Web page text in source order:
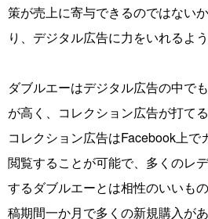
策が売上に寄与できるのではない
り、デジタル広告に力をいれるよ
ダブルエーはデジタル広告の中で
が高く、コレクション広告が打て
コレクション広告はFacebook上で
閲覧することが可能で、多くのレ
するダブルエーとは相性のいいも
稿期間一か月で多くの新規購入が